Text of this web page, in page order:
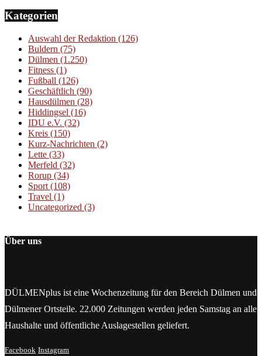
Kategorien
Auswahl der Redaktion (126)
Buldern (75)
Dülmen (1.250)
Fitness (1)
Fußball (126)
Geschäftlich (90)
Hausdülmen (28)
Hiddingsel (16)
IDU e.V. (32)
Kreis (150)
Kurz-Nachrichten (2)
Lette (33)
Merfeld (32)
Rorup (34)
Sport (108)
Travel (1)
Uncategorized (3)
Über uns
DÜLMENplus ist eine Wochenzeitung für den Bereich Dülmen und
Dülmener Ortsteile. 22.000 Zeitungen werden jeden Samstag an alle
Haushalte und öffentliche Auslagestellen geliefert.
Facebook Instagram